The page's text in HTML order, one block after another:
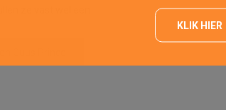
ze vast wel een
Guus Prince
KLIK HIER